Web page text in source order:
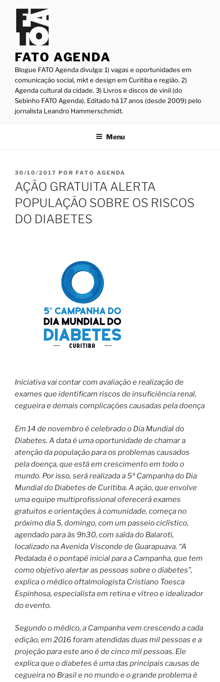
conteúdo
FATO AGENDA
Blogue FATO Agenda divulga: 1) vagas e oportunidades em
comunicação social, mkt e design em Curitiba e região. 2)
Agenda cultural da cidade. 3) Livros e discos de vinil (do
Sebinho FATO Agenda). Editado há 17 anos (desde 2009) pelo
jornalista Leandro Hammerschmidt.
Menu
PUBLICADO
EM
30/10/2017 POR FATO AGENDA
AÇÃO GRATUITA ALERTA
POPULAÇÃO SOBRE OS RISCOS
DO DIABETES
Iniciativa vai contar com avaliação e realização de
exames que identificam riscos de insuficiência renal,
cegueira e demais complicações causadas pela doença
​Em 14 de novembro é celebrado o Dia Mundial do
Diabetes. A data é uma oportunidade de chamar a
atenção da população para os problemas causados
pela doença, que está em crescimento em todo o
mundo. Por isso, será realizada a 5ª Campanha do Dia
Mundial do Diabetes de Curitiba. A ação, que envolve
uma equipe multiprofissional oferecerá exames
gratuitos e orientações à comunidade, começa no
próximo dia 5, domingo, com um passeio ciclístico,
agendado para às 9h30, com saída do Balaroti,
localizado na Avenida Visconde de Guarapuava. “A
Pedalada é o pontapé inicial para a Campanha, que tem
como objetivo alertar as pessoas sobre o diabetes”,
explica o médico oftalmologista Cristiano Toesca
Espinhosa, especialista em retina e vítreo e idealizador
do evento.
​Segundo o médico, a Campanha vem crescendo a cada
edição, em 2016 foram atendidas duas mil pessoas e a
projeção para este ano é de cinco mil pessoas. Ele
explica que o diabetes é uma das principais causas de
cegueira no Brasil e no mundo e o grande problema é